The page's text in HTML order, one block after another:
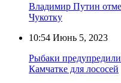
Владимир Путин
Чукотку
10:54 Июнь 5, 2023
Рыбаки
Камчатке для лососей